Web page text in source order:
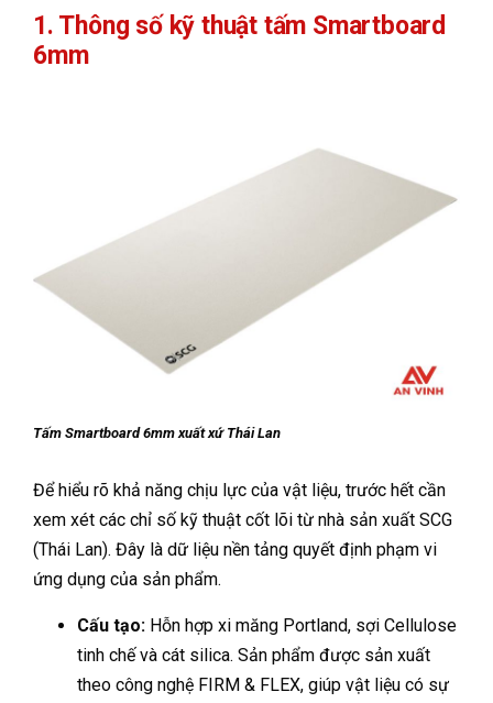
1. Thông số kỹ thuật tấm Smartboard
6mm
Tấm Smartboard 6mm xuất xứ Thái Lan
Để hiểu rõ khả năng chịu lực của vật liệu, trước hết cần
xem xét các chỉ số kỹ thuật cốt lõi từ nhà sản xuất SCG
(Thái Lan). Đây là dữ liệu nền tảng quyết định phạm vi
ứng dụng của sản phẩm.
Cấu tạo: Hỗn hợp xi măng Portland, sợi Cellulose
tinh chế và cát silica. Sản phẩm được sản xuất
theo công nghệ FIRM & FLEX, giúp vật liệu có sự